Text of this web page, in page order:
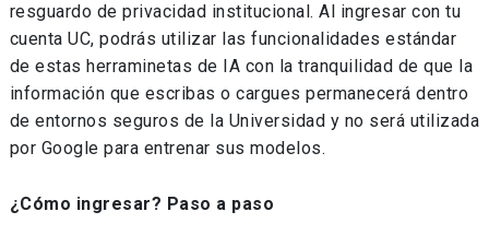
resguardo de privacidad institucional. Al ingresar con tu
cuenta UC, podrás utilizar las funcionalidades estándar
de estas herraminetas de IA con la tranquilidad de que la
información que escribas o cargues permanecerá dentro
de entornos seguros de la Universidad y no será utilizada
por Google para entrenar sus modelos.
¿Cómo ingresar? Paso a paso